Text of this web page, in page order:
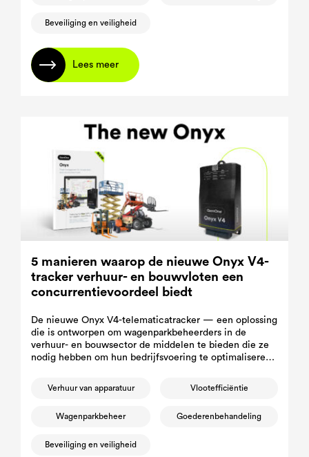
Beveiliging en veiligheid
Lees meer
5 manieren waarop de nieuwe Onyx V4-
tracker verhuur- en bouwvloten een
concurrentievoordeel biedt
De nieuwe Onyx V4-telematicatracker — een oplossing
die is ontworpen om wagenparkbeheerders in de
verhuur- en bouwsector de middelen te bieden die ze
nodig hebben om hun bedrijfsvoering te optimaliseren,
beveiligen.
Verhuur van apparatuur Vlootefficiëntie
Wagenparkbeheer Goederenbehandeling
Beveiliging en veiligheid